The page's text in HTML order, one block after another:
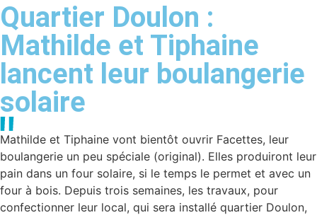
Quartier Doulon :
Mathilde et Tiphaine
lancent leur boulangerie
solaire
Mathilde et Tiphaine vont bientôt ouvrir Facettes, leur
boulangerie un peu spéciale (original). Elles produiront leur
pain dans un four solaire, si le temps le permet et avec un
four à bois. Depuis trois semaines, les travaux, pour
confectionner leur local, qui sera installé quartier Doulon,